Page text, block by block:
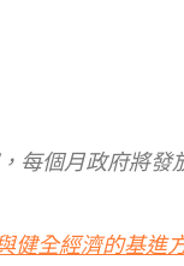
每個月政府將
健全經濟的基進